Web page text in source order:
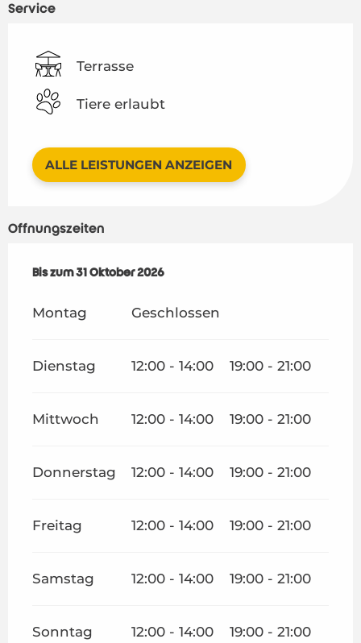
Service
Terrasse
Tiere erlaubt
ALLE LEISTUNGEN ANZEIGEN
Öffnungszeiten
vom1 April 2026bis zum
Bis zum31 Oktober 2026
Montag Geschlossen
Dienstag 12:00 - 14:00 19:00 - 21:00
Mittwoch 12:00 - 14:00 19:00 - 21:00
Donnerstag 12:00 - 14:00 19:00 - 21:00
Freitag 12:00 - 14:00 19:00 - 21:00
Samstag 12:00 - 14:00 19:00 - 21:00
Sonntag 12:00 - 14:00 19:00 - 21:00